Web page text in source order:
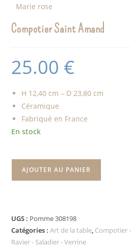
Compotier Saint Amand
25.00 €
H 12,40 cm – D 23,80 cm
Céramique
Fabriqué en France
En stock
AJOUTER AU PANIER
UGS : Pomme 308198
Catégories :Art de la table, Compotier
Ravier - Saladier - Verrine